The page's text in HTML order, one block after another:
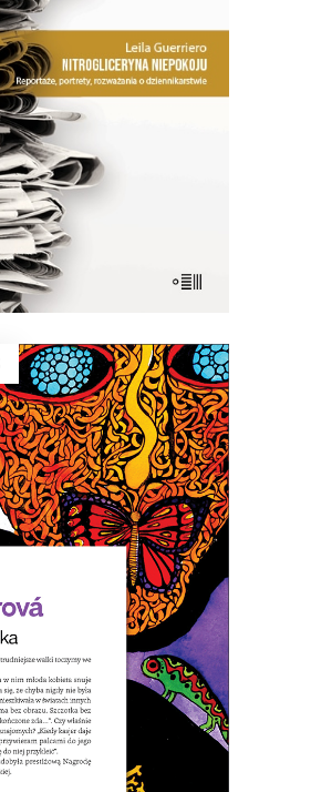
DO KOSZYKA
dziennikarka w jednym
warto dostrzec różnicę
„poprawnym” a
dobrym”.
zł 26.50
o tym, że najtrudniejsze
we własnej głowie.
zł 27.95zł
DO KOSZYKA